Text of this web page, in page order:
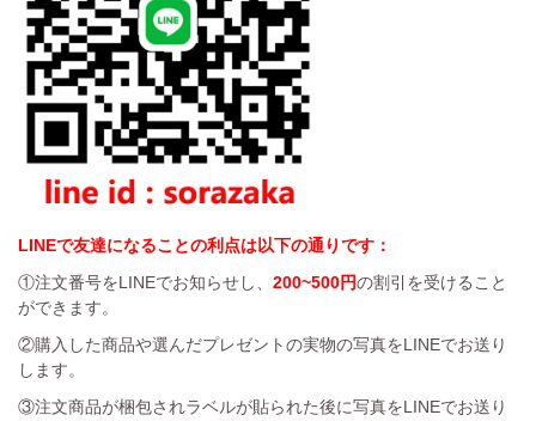
LINEで友達になることの利点は以下の通りです：
①注文番号をLINEでお知らせし、 200~500円の割引を受けること
ができます。
②購入した商品や選んだプレゼントの実物の写真をLINEでお送り
します。
③注文商品が梱包されラベルが貼られた後に写真をLINEでお送り